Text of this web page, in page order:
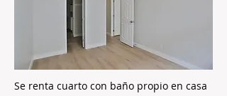
Se renta cuarto con baño propio en casa